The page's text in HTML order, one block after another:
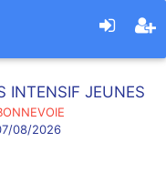
INTENSIF JEUNES
08/2026